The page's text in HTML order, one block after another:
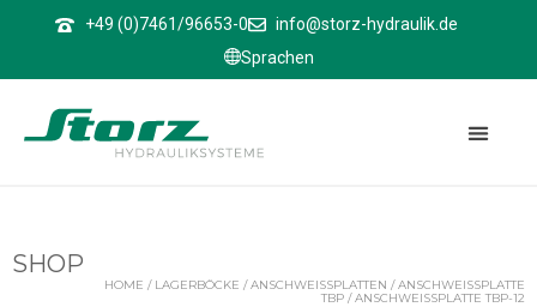
+49 (0)7461/96653-0
info@storz-hydraulik.de
Sprachen
SHOP
HOME / LAGERBÖCKE /ANSCHWEISSPLATTEN /ANSCHWEISSPLATTE T
BP
/ ANSCHWEISSPLATTE TBP-12